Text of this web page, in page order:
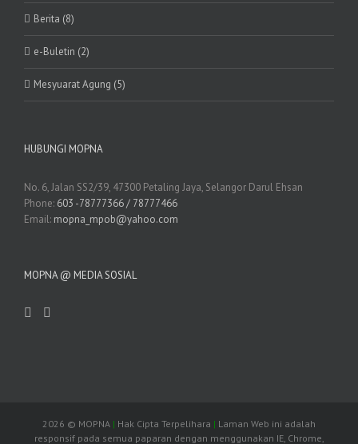
Berita (8)
e-Buletin (2)
Mesyuarat Agung (5)
HUBUNGI MOPNA
No. 6, Jalan SS2/39, 47300 Petaling Jaya, Selangor Darul Ehsan
Phone: 603 -78777366 / 78777466
Email: mopna_mpob@yahoo.com
MOPNA @ MEDIA SOSIAL
2026 © MOPNA | Hak Cipta Terpelihara | Laman Web ini adalah
responsif pada semua paparan dengan menggunakan IE, Chrome,